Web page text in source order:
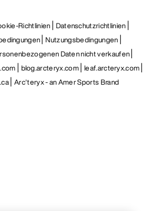
Richtlinien Datenschutzrichtlinien
Nutzungsbedingungen
Daten nicht verkaufen
blog.arcteryx.com leaf.arcteryx.com
Arc'teryx - an Amer Sports Brand